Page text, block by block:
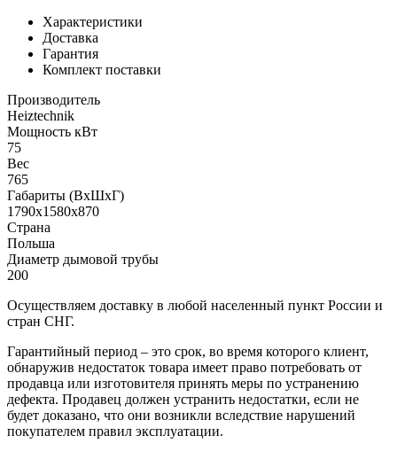
Характеристики
Доставка
Гарантия
Комплект поставки
Производитель
Heiztechnik
Мощность кВт
75
Вес
765
Габариты (ВхШхГ)
1790х1580х870
Страна
Польша
Диаметр дымовой трубы
200
Осуществляем доставку в любой населенный пункт России и
стран СНГ.
Гарантийный период – это срок, во время которого клиент,
обнаружив недостаток товара имеет право потребовать от
продавца или изготовителя принять меры по устранению
дефекта. Продавец должен устранить недостатки, если не
будет доказано, что они возникли вследствие нарушений
покупателем правил эксплуатации.